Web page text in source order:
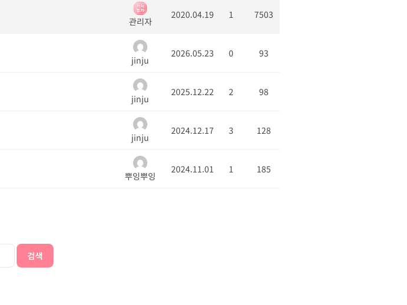
관리자
2020.04.19 1 7503
jinju
2026.05.23 0 93
jinju
2025.12.22 2 98
jinju
2024.12.17 3 128
뿌잉뿌잉
2024.11.01 1 185
검색